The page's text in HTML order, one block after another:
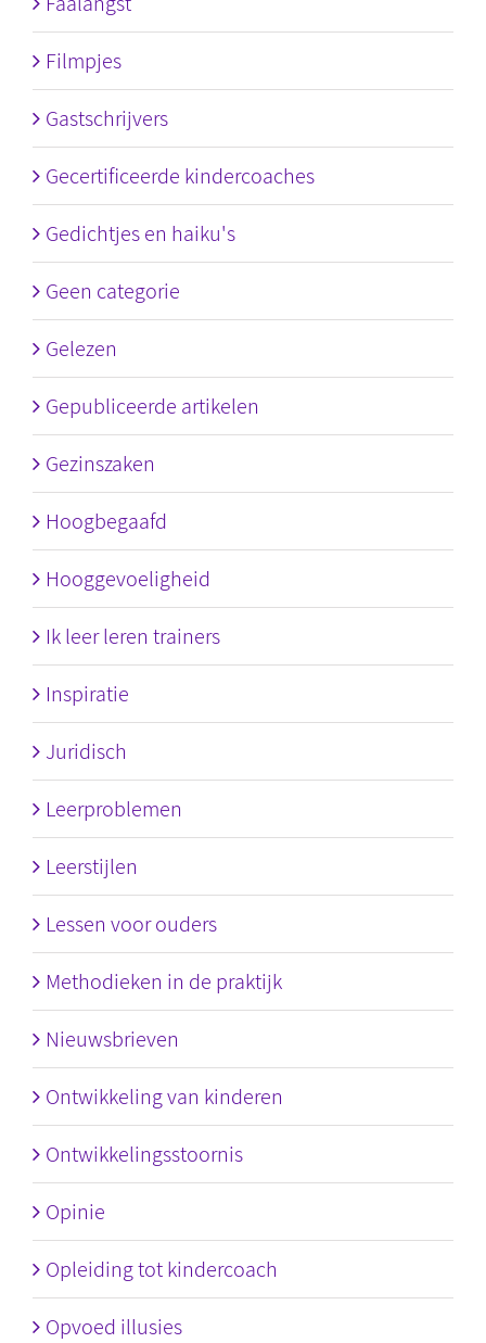
Filmpjes
Gastschrijvers
Gecertificeerde kindercoaches
Gedichtjes en haiku's
Geen categorie
Gelezen
Gepubliceerde artikelen
Gezinszaken
Hoogbegaafd
Hooggevoeligheid
Ik leer leren trainers
Inspiratie
Juridisch
Leerproblemen
Leerstijlen
Lessen voor ouders
Methodieken in de praktijk
Nieuwsbrieven
Ontwikkeling van kinderen
Ontwikkelingsstoornis
Opinie
Opleiding tot kindercoach
Opvoed illusies